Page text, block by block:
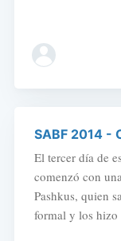
SABF 2014 -
El tercer día de
comenzó con
Pashkus, quien
formal y los hizo